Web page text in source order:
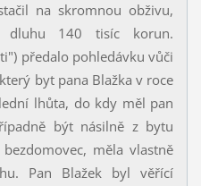
na skromnou obživu,
dluhu 140 tisíc korun.
předalo pohledávku vůči
byt pana Blažka v roce
lhůta, do kdy měl pan
být násilně z bytu
měla vlastně
Pan Blažek byl věřící